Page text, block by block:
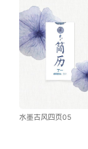
水墨古风四页05